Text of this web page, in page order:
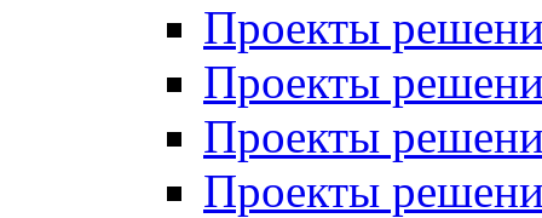
Проекты
Проекты
Проекты
Проекты